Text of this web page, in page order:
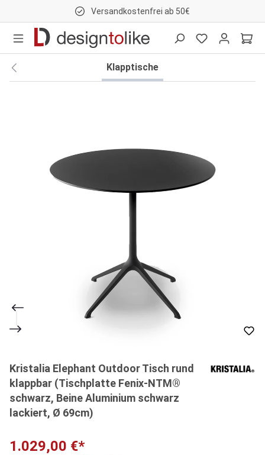
Versandkostenfrei ab 50€
Klapptische
Kristalia Elephant Outdoor Tisch rund
klappbar (Tischplatte Fenix-NTM®
schwarz, Beine Aluminium schwarz
lackiert, Ø 69cm)
1.029,00 €*